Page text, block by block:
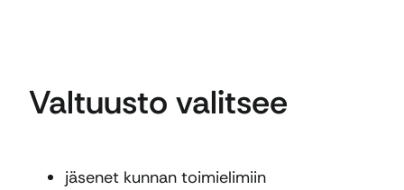
Valtuusto valitsee
jäsenet kunnan toimielimiin